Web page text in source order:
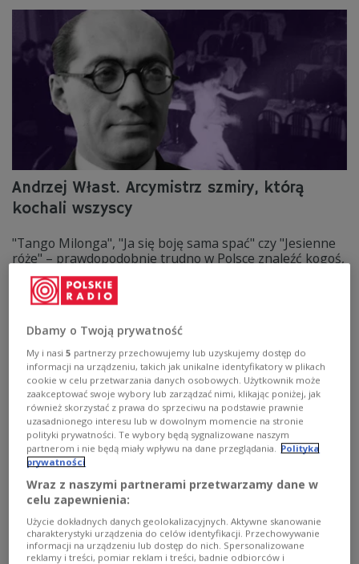
Andrzej Włast. Arcymistrz szmiry, którą
kochali wszyscy
"Tango Milonga", "Ja się boję sama spać" czy "Jesienne
róże" – prawdopodobnie trudno w Polsce znaleźć kogoś,
kto tych utworów nie słyszał choć jeden raz. Teksty do
wszystkich tych nieśmiertelnych przebojów wyszły spod
pióra jednego człowieka. 17 marca przypada 131.
Zobacz więcej na temat:
kabaret Dwudziestolecie międzywojenne Marian Hemar
"Piszę jak wariat". Tuwim o jednym
Dbamy o Twoją prywatność
My i nasi5 partnerzy przechowujemy lub uzyskujemy dostęp do
informacji na urządzeniu, takich jak unikalne identyfikatory w plikach
cookie w celu przetwarzania danych osobowych. Użytkownik może
zaakceptować swoje wybory lub zarządzać nimi, klikając poniżej, jak
również skorzystać z prawa do sprzeciwu na podstawie prawnie
uzasadnionego interesu lub w dowolnym momencie na stronie
polityki prywatności. Te wybory będą sygnalizowane naszym
partnerom i nie będą miały wpływu na dane przeglądania. Polityka
prywatności
Wraz z naszymi partnerami przetwarzamy dane w
celu zapewnienia:
Użycie dokładnych danych geolokalizacyjnych. Aktywne skanowanie
charakterystyki urządzenia do celów identyfikacji. Przechowywanie
informacji na urządzeniu lub dostęp do nich. Spersonalizowane
reklamy i treści, pomiar reklam i treści, badnie odbiorców i